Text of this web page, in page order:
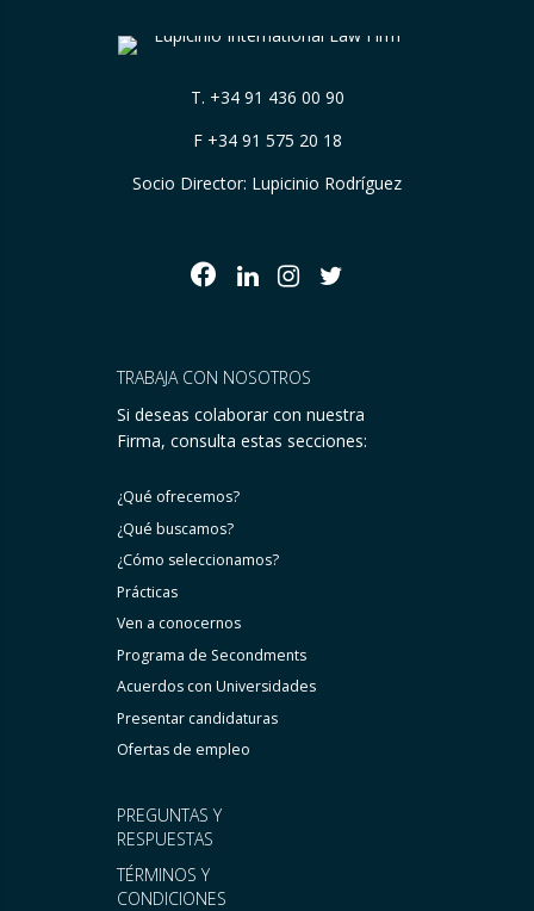
T. +34 91 436 00 90
F +34 91 575 20 18
Socio Director: Lupicinio Rodríguez
PREGUNTAS Y
RESPUESTAS
TÉRMINOS Y
CONDICIONES
TRABAJA CON NOSOTROS
Si deseas colaborar con nuestra
Firma, consulta estas secciones:
¿Qué ofrecemos?
¿Qué buscamos?
¿Cómo seleccionamos?
Prácticas
Ven a conocernos
Programa de Secondments
Acuerdos con Universidades
Presentar candidaturas
Ofertas de empleo